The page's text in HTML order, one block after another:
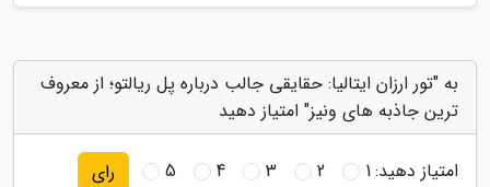
به "تور ارزان ایتالیا: حقایقی جالب درباره پل ریالتو؛ از معروف
ترین جاذبه های ونیز" امتیاز دهید
امتیاز دهید:1
2
3
4
5 رای